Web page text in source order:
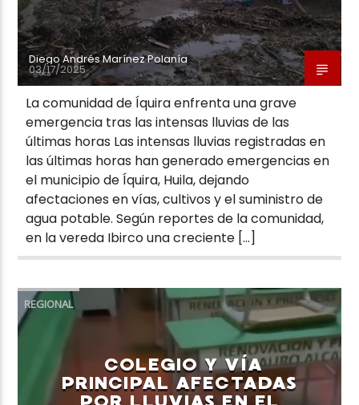
Diego Andrés Marínez Polanía
03/17/2025
La comunidad de Íquira enfrenta una grave
emergencia tras las intensas lluvias de las
últimas horas Las intensas lluvias registradas en
las últimas horas han generado emergencias en
el municipio de Íquira, Huila, dejando
afectaciones en vías, cultivos y el suministro de
agua potable. Según reportes de la comunidad,
en la vereda Ibirco una creciente […]
REGIONAL
COLEGIO Y VÍA
PRINCIPAL AFECTADAS